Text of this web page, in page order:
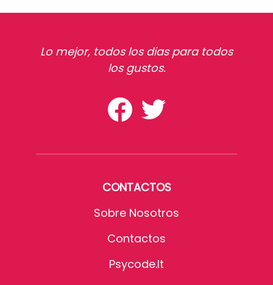
Lo mejor, todos los dias para todos
los gustos.
CONTACTOS
Sobre Nosotros
Contactos
Psycode.it